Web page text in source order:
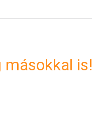
másokkal is!